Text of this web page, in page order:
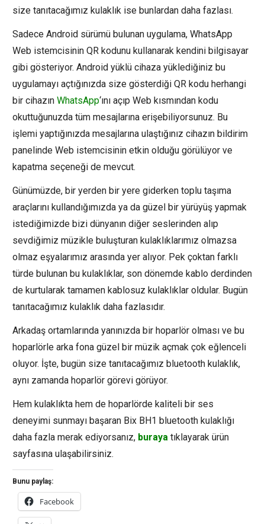
size tanıtacağımız kulaklık ise bunlardan daha fazlası.
Sadece Android sürümü bulunan uygulama, WhatsApp
Web istemcisinin QR kodunu kullanarak kendini bilgisayar
gibi gösteriyor. Android yüklü cihaza yüklediğiniz bu
uygulamayı açtığınızda size gösterdiği QR kodu herhangi
bir cihazın WhatsApp‘ını açıp Web kısmından kodu
okuttuğunuzda tüm mesajlarına erişebiliyorsunuz. Bu
işlemi yaptığınızda mesajlarına ulaştığınız cihazın bildirim
panelinde Web istemcisinin etkin olduğu görülüyor ve
kapatma seçeneği de mevcut.
Günümüzde, bir yerden bir yere giderken toplu taşıma
araçlarını kullandığımızda ya da güzel bir yürüyüş yapmak
istediğimizde bizi dünyanın diğer seslerinden alıp
sevdiğimiz müzikle buluşturan kulaklıklarımız olmazsa
olmaz eşyalarımız arasında yer alıyor. Pek çoktan farklı
türde bulunan bu kulaklıklar, son dönemde kablo derdinden
de kurtularak tamamen kablosuz kulaklıklar oldular. Bugün
tanıtacağımız kulaklık daha fazlasıdır.
Arkadaş ortamlarında yanınızda bir hoparlör olması ve bu
hoparlörle arka fona güzel bir müzik açmak çok eğlenceli
oluyor. İşte, bugün size tanıtacağımız bluetooth kulaklık,
aynı zamanda hoparlör görevi görüyor.
Hem kulaklıkta hem de hoparlörde kaliteli bir ses
deneyimi sunmayı başaran Bix BH1 bluetooth kulaklığı
daha fazla merak ediyorsanız, buraya tıklayarak ürün
sayfasına ulaşabilirsiniz.
Bunu paylaş:
Facebook